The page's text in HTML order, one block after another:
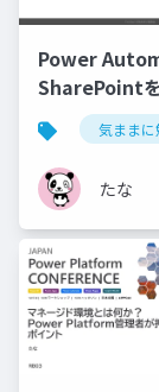
Power
SharePoint
Part ３～気まま
たな